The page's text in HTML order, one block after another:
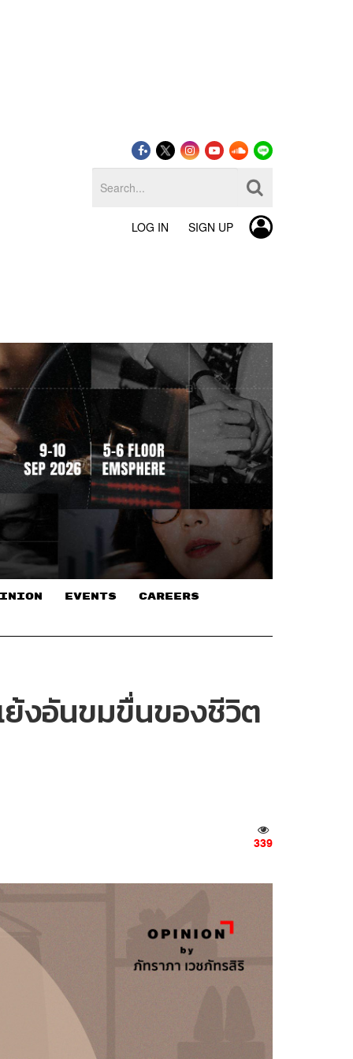
LOG IN SIGN UP
EVENTS CAREERS
งอันขมขื่นของชีวิต
339